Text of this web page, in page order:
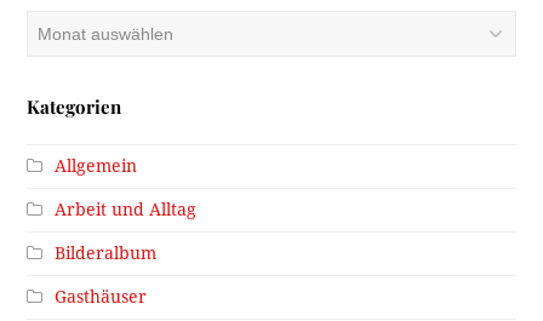
Kategorien
Allgemein
Arbeit und Alltag
Bilderalbum
Gasthäuser